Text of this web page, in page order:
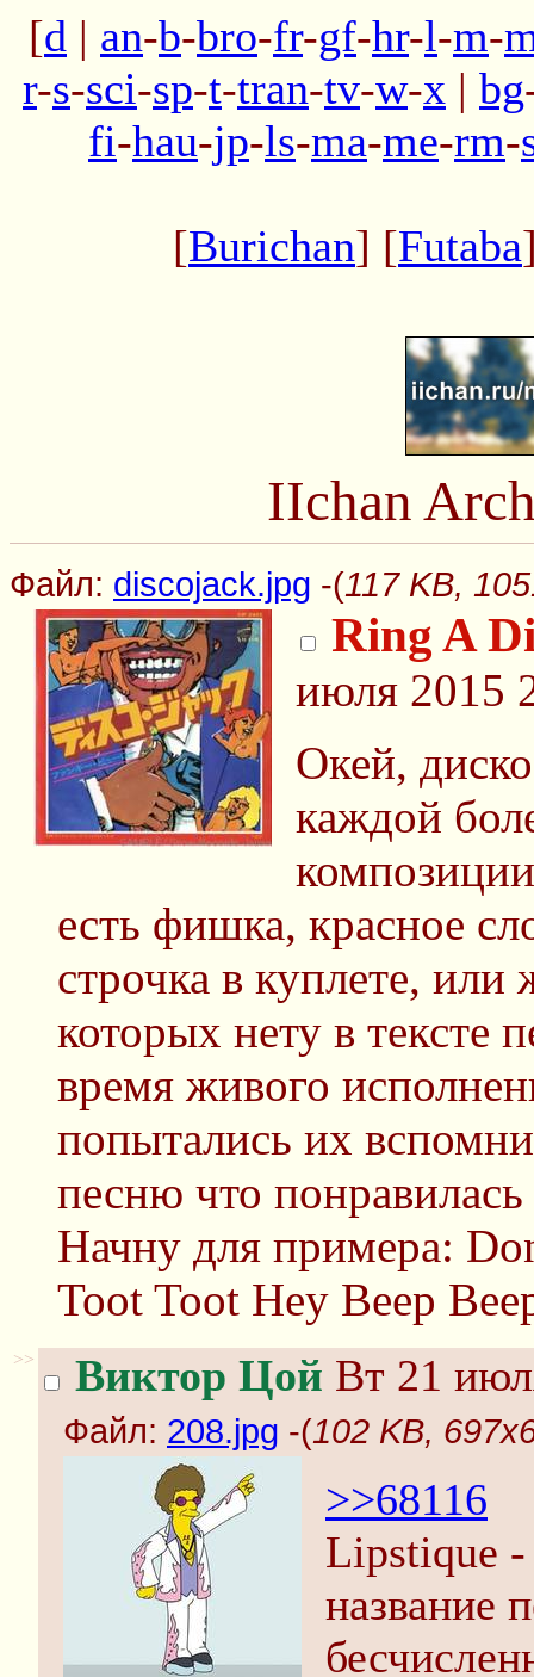
[d | an-b-bro-fr-gf-hr-l-m-
r-s-sci-sp-t-tran-tv-w-x | bg
fi-hau-jp-ls-ma-me-rm-
[Burichan] [Futaba
IIchan
Файл: discojack.jpg -(117 KB,
Ring A
июля 2015
Окей,
каждой
есть фишка, красное
строчка в куплете,
которых нету в тексте
время живого
попытались их
песню что понравилась
Начну для примера:
Toot Toot Hey Beep
>> Виктор Цой Вт 21
Файл: 208.jpg -(102 KB,
>>68116
Lipstique -
название